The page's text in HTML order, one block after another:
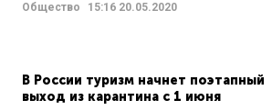
Общество 15:16 20.05.2020
В России туризм начнет поэтапный
выход из карантина с 1 июня